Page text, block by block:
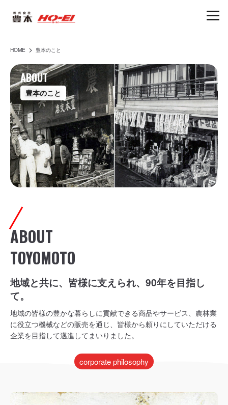
HOME arrow_forward_ios 豊本のこと
ABOUT
豊本のこと
ABOUT
TOYOMOTO
地域と共に、皆様に支えられ、90年を目指し
て。
地域の皆様の豊かな暮らしに貢献できる商品やサービス、農林業
に役立つ機械などの販売を通じ、皆様から頼りにしていただける
企業を目指して邁進してまいりました。
corporate philosophy